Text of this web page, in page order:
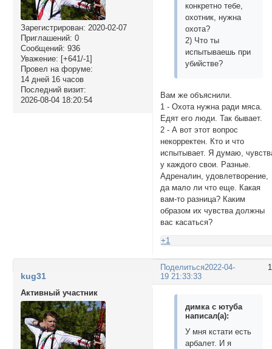
Зарегистрирован: 2020-02-07
Приглашений: 0
Сообщений: 936
Уважение: [+641/-1]
Провел на форуме:
14 дней 16 часов
Последний визит:
2026-08-04 18:20:54
конкретно тебе,
охотник, нужна
охота?
2) Что ты
испытываешь при
убийстве?
Вам же объяснили.
1 - Охота нужна ради мяса.
Едят его люди. Так бывает.
2 - А вот этот вопрос
некорректен. Кто и что
испытывает. Я думаю,
у каждого свои. Разные.
Адреналин, удовлетворение,
да мало ли что еще. Какая
вам-то разница? Каким
образом их чувства должны
вас касаться?
+1
Поделиться2022-04-
19 21:33:33
kug31
Активный участник
димка с ютуба
написал(а):
У мня кстати есть
арбалет. И я